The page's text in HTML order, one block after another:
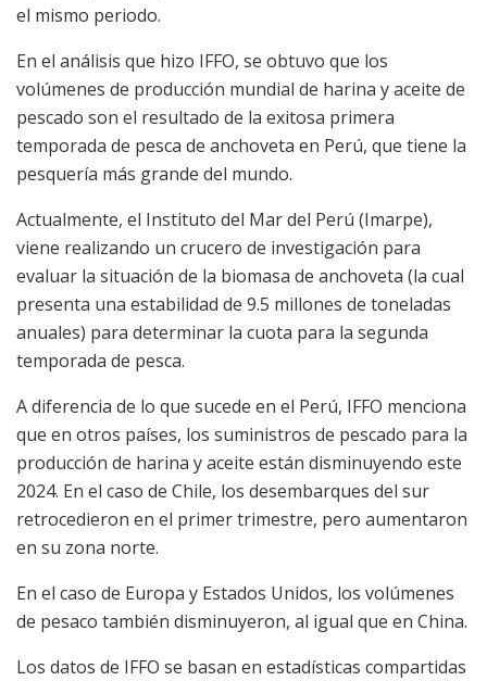
el mismo periodo.
En el análisis que hizo IFFO, se obtuvo que los
volúmenes de producción mundial de harina y aceite de
pescado son el resultado de la exitosa primera
temporada de pesca de anchoveta en Perú, que tiene la
pesquería más grande del mundo.
Actualmente, el Instituto del Mar del Perú (Imarpe),
viene realizando un crucero de investigación para
evaluar la situación de la biomasa de anchoveta (la cual
presenta una estabilidad de 9.5 millones de toneladas
anuales) para determinar la cuota para la segunda
temporada de pesca.
A diferencia de lo que sucede en el Perú, IFFO menciona
que en otros países, los suministros de pescado para la
producción de harina y aceite están disminuyendo este
2024. En el caso de Chile, los desembarques del sur
retrocedieron en el primer trimestre, pero aumentaron
en su zona norte.
En el caso de Europa y Estados Unidos, los volúmenes
de pesaco también disminuyeron, al igual que en China.
Los datos de IFFO se basan en estadísticas compartidas